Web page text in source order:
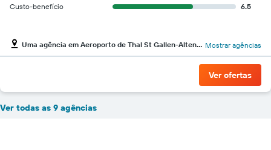
Custo-benefício
6.5
Uma agência em Aeroporto de Thal St Gallen-Altenrhein Mostrar agências
Ver ofertas
Ver todas as 9 agências